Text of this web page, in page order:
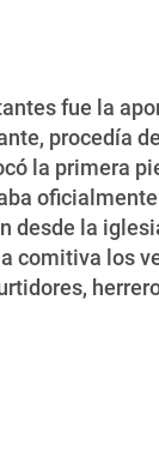
fue la
procedía
la primera
desde la
comitiva los